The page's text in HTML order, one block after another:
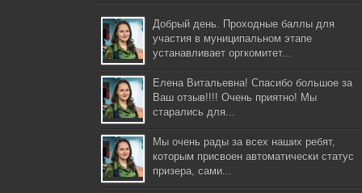
Добрый день. Проходные баллы для
участия в муниципальном этапе
устанавливает оргкомитет...
Елена Витальевна! Спасибо большое за
Ваш отзыв!!!! Очень приятно! Мы
старались для...
Мы очень рады за всех наших ребят,
которым присвоен автоматически статус
призера, сами...